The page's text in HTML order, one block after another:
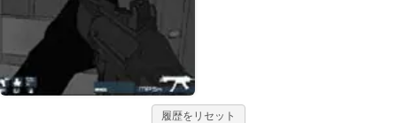
履歴をリセット